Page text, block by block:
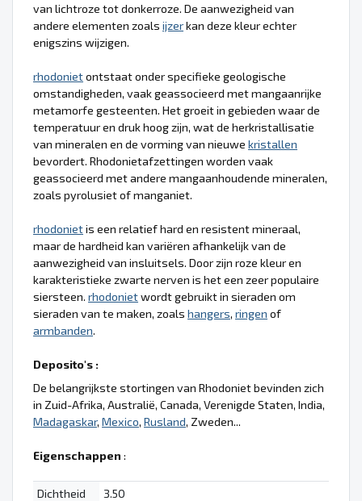
van lichtroze tot donkerroze. De aanwezigheid van
andere elementen zoals ijzerkan deze kleur echter
enigszins wijzigen.
rhodonietontstaat onder specifieke geologische
omstandigheden, vaak geassocieerd met mangaanrijke
metamorfe gesteenten. Het groeit in gebieden waar de
temperatuur en druk hoog zijn, wat de herkristallisatie
van mineralen en de vorming van nieuwe kristallen
bevordert. Rhodonietafzettingen worden vaak
geassocieerd met andere mangaanhoudende mineralen,
zoals pyrolusiet of manganiet.
rhodonietis een relatief hard en resistent mineraal,
maar de hardheid kan variëren afhankelijk van de
aanwezigheid van insluitsels. Door zijn roze kleur en
karakteristieke zwarte nerven is het een zeer populaire
siersteen. rhodonietwordt gebruikt in sieraden om
sieraden van te maken, zoals hangers, ringen of
armbanden.
Deposito's :
De belangrijkste stortingen van Rhodoniet bevinden zich
in Zuid-Afrika, Australië, Canada, Verenigde Staten, India,
Madagaskar, Mexico, Rusland, Zweden...
Eigenschappen :
Dichtheid
3.50